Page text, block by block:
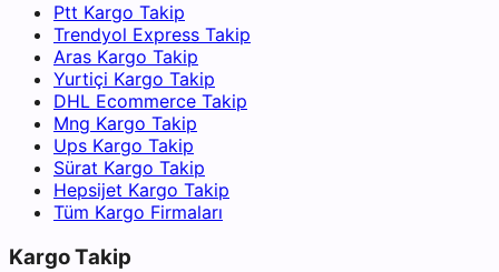
Ptt Kargo Takip
Trendyol Express Takip
Aras Kargo Takip
Yurtiçi Kargo Takip
DHL Ecommerce Takip
Mng Kargo Takip
Ups Kargo Takip
Sürat Kargo Takip
Hepsijet Kargo Takip
Tüm Kargo Firmaları
Kargo Takip